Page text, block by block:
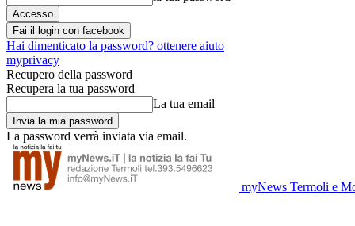
Fai il login con facebook
Hai dimenticato la password? ottenere aiuto
myprivacy
Recupero della password
Recupera la tua password
La tua email
La password verrà inviata via email.
myNews Termoli e